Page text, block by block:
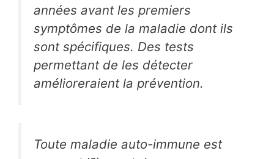
années avant les premiers
symptômes de la maladie dont ils
sont spécifiques. Des tests
permettant de les détecter
amélioreraient la prévention.
Toute maladie auto-immune est